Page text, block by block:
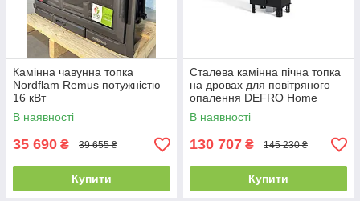
Камінна чавунна топка
Nordflam Remus потужністю
16 кВт
В наявності
35 690 ₴ 39 655 ₴
Купити
Сталева камінна пічна топка
на дровах для повітряного
опалення DEFRO Home
INTRA SM G
В наявності
130 707 ₴ 145 230 ₴
Купити